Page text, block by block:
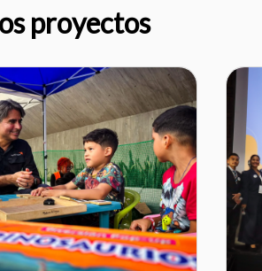
proyectos